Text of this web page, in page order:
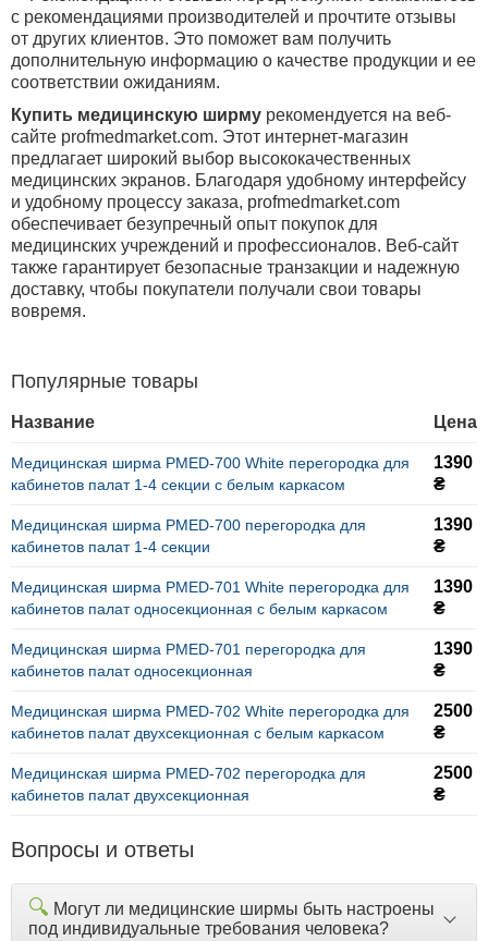
с рекомендациями производителей и прочтите отзывы
от других клиентов. Это поможет вам получить
дополнительную информацию о качестве продукции и ее
соответствии ожиданиям.
Купить медицинскую ширму рекомендуется на веб-
сайте profmedmarket.com. Этот интернет-магазин
предлагает широкий выбор высококачественных
медицинских экранов. Благодаря удобному интерфейсу
и удобному процессу заказа, profmedmarket.com
обеспечивает безупречный опыт покупок для
медицинских учреждений и профессионалов. Веб-сайт
также гарантирует безопасные транзакции и надежную
доставку, чтобы покупатели получали свои товары
вовремя.
Популярные товары
Название Цена
Медицинская ширма PMED-700 White перегородка для
кабинетов палат 1-4 секции с белым каркасом
1390
₴
Медицинская ширма PMED-700 перегородка для
кабинетов палат 1-4 секции
1390
₴
Медицинская ширма PMED-701 White перегородка для
кабинетов палат односекционная с белым каркасом
1390
₴
Медицинская ширма PMED-701 перегородка для
кабинетов палат односекционная
1390
₴
Медицинская ширма PMED-702 White перегородка для
кабинетов палат двухсекционная с белым каркасом
2500
₴
Медицинская ширма PMED-702 перегородка для
кабинетов палат двухсекционная
2500
₴
Вопросы и ответы
🔍 Могут ли медицинские ширмы быть настроены
под индивидуальные требования человека?